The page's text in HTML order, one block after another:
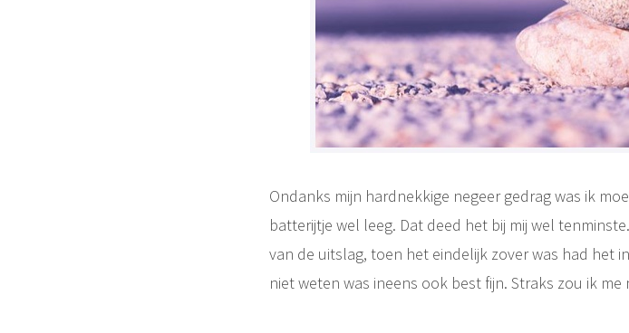
Ondanks mijn hardnekkige negeer gedrag was ik
batterijtje wel leeg. Dat deed het bij mij wel
van de uitslag, toen het eindelijk zover was had het
niet weten was ineens ook best fijn. Straks zou ik